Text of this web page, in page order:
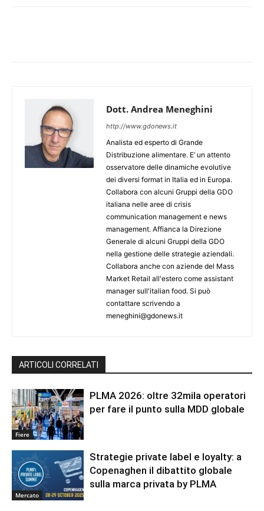
Dott. Andrea Meneghini
http://www.gdonews.it
Analista ed esperto di Grande
Distribuzione alimentare. E’ un attento
osservatore delle dinamiche evolutive
dei diversi format in Italia ed in Europa.
Collabora con alcuni Gruppi della GDO
italiana nelle aree di crisis
communication management e news
management. Affianca la Direzione
Generale di alcuni Gruppi della GDO
nella gestione delle strategie aziendali.
Collabora anche con aziende del Mass
Market Retail all'estero come assistant
manager sull'italian food. Si può
contattare scrivendo a
meneghini@gdonews.it
ARTICOLI CORRELATI
Fiere
PLMA 2026: oltre 32mila operatori
per fare il punto sulla MDD globale
Mercato
Strategie private label e loyalty: a
Copenaghen il dibattito globale
sulla marca privata by PLMA